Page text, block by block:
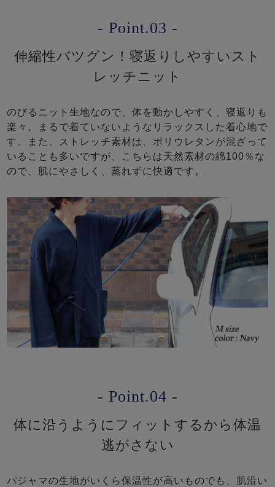
- Point.03 -
伸縮性バツグン！寝返りしやすいスト
レッチニット
のびるニット生地なので、体を動かしやすく、寝返りも
楽々。まるで着ていないようなリラックスした着心地で
す。また、ストレッチ素材は、ポリウレタンが混ざって
いることも多いですが、こちらは天然素材の綿100％な
ので、肌にやさしく、蒸れずに快適です。
- Point.04 -
体に沿うようにフィットするから体温
逃がさない
パジャマの生地がいくら保温性が高いものでも、肌沿い